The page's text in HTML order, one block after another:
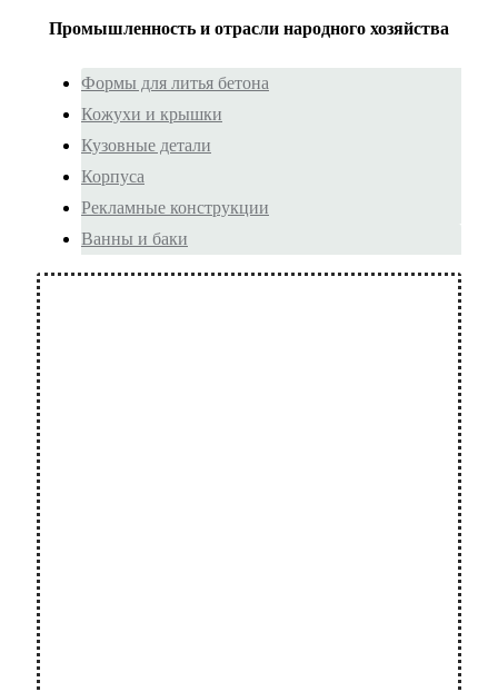
Промышленность и отрасли народного хозяйства
Формы для литья бетона
Кожухи и крышки
Кузовные детали
Корпуса
Рекламные конструкции
Ванны и баки